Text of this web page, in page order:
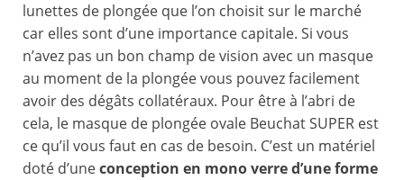
lunettes de plongée que l’on choisit sur le marché
car elles sont d’une importance capitale. Si vous
n’avez pas un bon champ de vision avec un masque
au moment de la plongée vous pouvez facilement
avoir des dégâts collatéraux. Pour être à l’abri de
cela, le masque de plongée ovale Beuchat SUPER est
ce qu’il vous faut en cas de besoin. C’est un matériel
doté d’uneconception en mono verre d’une forme